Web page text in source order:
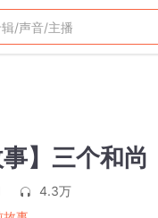
事】三个和尚
4.3万